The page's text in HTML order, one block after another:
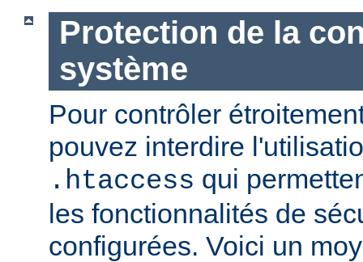
Protection de la
système
Pour contrôler
pouvez interdire
.htaccess qui
les fonctionnalités de
configurées. Voici un